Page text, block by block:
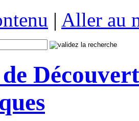
| Aller au